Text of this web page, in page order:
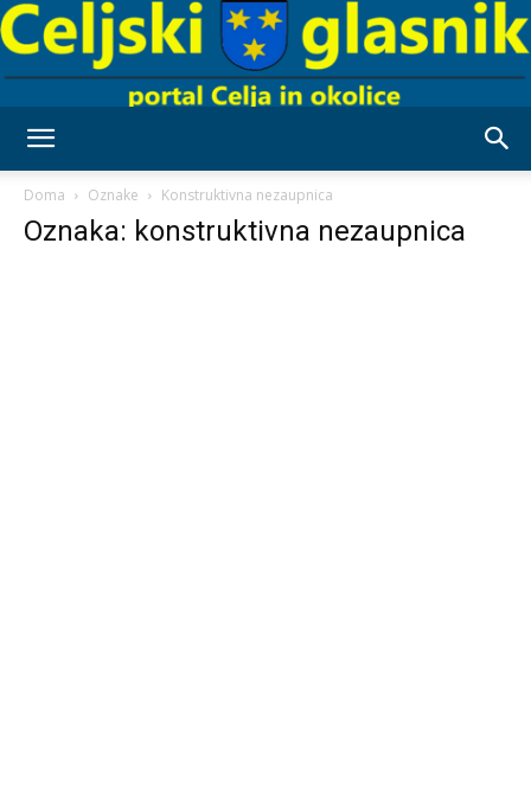
Doma Oznake Konstruktivna nezaupnica
Oznaka: konstruktivna nezaupnica